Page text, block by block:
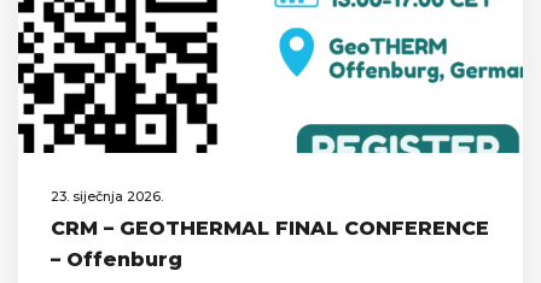
23. siječnja 2026.
CRM – GEOTHERMAL FINAL CONFERENCE
– Offenburg